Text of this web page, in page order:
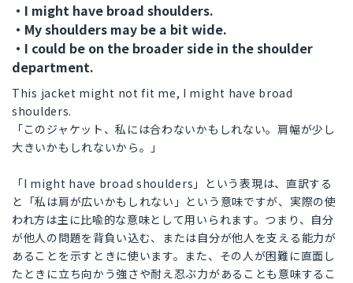
・I might have broad shoulders.
・My shoulders may be a bit wide.
・I could be on the broader side in the shoulder
department.
This jacket might not fit me, I might have broad
shoulders.
「このジャケット、私には合わないかもしれない。肩幅が少し
大きいかもしれないから。」
「I might have broad shoulders」という表現は、直訳する
と「私は肩が広いかもしれない」という意味ですが、実際の使
われ方は主に比喩的な意味として用いられます。つまり、自分
が他人の問題を背負い込む、または自分が他人を支える能力が
あることを示すときに使います。また、その人が困難に直面し
たときに立ち向かう強さや耐え忍ぶ力があることも意味するこ